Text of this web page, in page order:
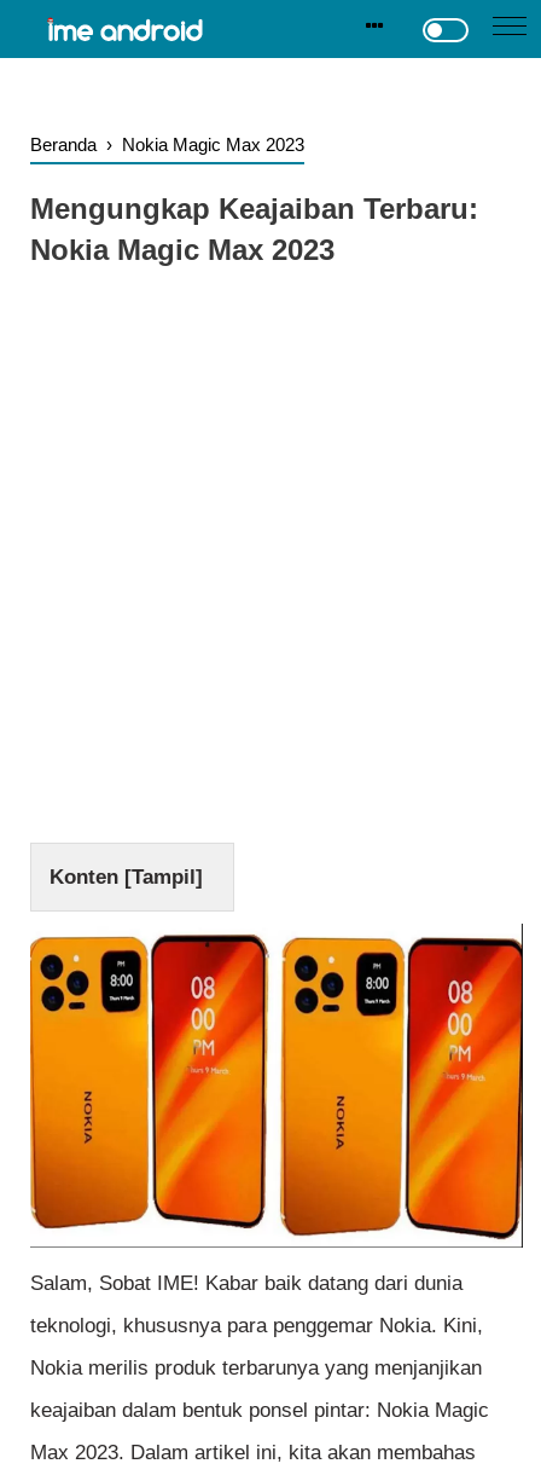
Beranda › Nokia Magic Max 2023
Mengungkap Keajaiban Terbaru:
Nokia Magic Max 2023
Konten [Tampil]
Salam, Sobat IME! Kabar baik datang dari dunia
teknologi, khususnya para penggemar Nokia. Kini,
Nokia merilis produk terbarunya yang menjanjikan
keajaiban dalam bentuk ponsel pintar: Nokia Magic
Max 2023. Dalam artikel ini, kita akan membahas